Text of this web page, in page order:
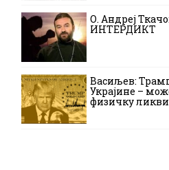
О. Андреј
ИНТЕРДИКТ
Васиљев: Трамп
Украјине –
физичку